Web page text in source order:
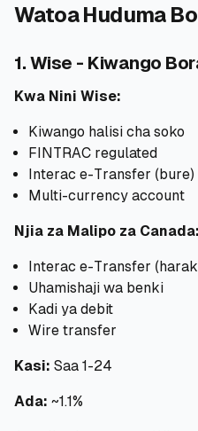
Watoa Huduma
1. Wise - Kiwango
Kwa Nini Wise:
Kiwango halisi cha soko
FINTRAC regulated
Interac e-Transfer (bure)
Multi-currency account
Njia za Malipo za Canada:
Interac e-Transfer
Uhamishaji wa benki
Kadi ya debit
Wire transfer
Kasi: Saa 1-24
Ada: ~1.1%